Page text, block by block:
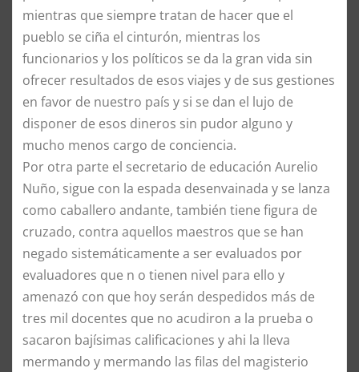
mientras que siempre tratan de hacer que el
pueblo se ciña el cinturón, mientras los
funcionarios y los políticos se da la gran vida sin
ofrecer resultados de esos viajes y de sus gestiones
en favor de nuestro país y si se dan el lujo de
disponer de esos dineros sin pudor alguno y
mucho menos cargo de conciencia.
Por otra parte el secretario de educación Aurelio
Nuño, sigue con la espada desenvainada y se lanza
como caballero andante, también tiene figura de
cruzado, contra aquellos maestros que se han
negado sistemáticamente a ser evaluados por
evaluadores que n o tienen nivel para ello y
amenazó con que hoy serán despedidos más de
tres mil docentes que no acudiron a la prueba o
sacaron bajísimas calificaciones y ahi la lleva
mermando y mermando las filas del magisterio